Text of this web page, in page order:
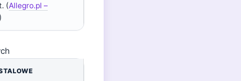
(Allegro.pl –
)